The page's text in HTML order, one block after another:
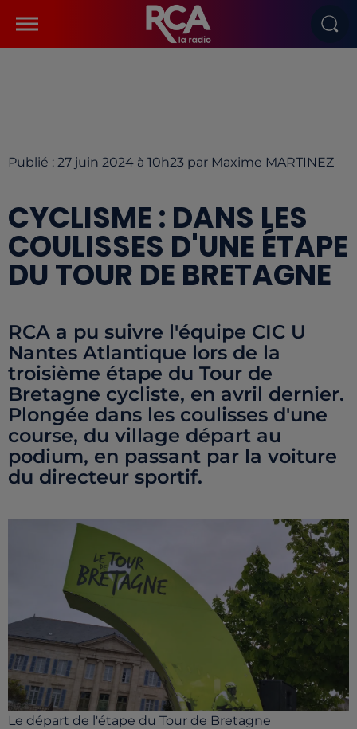
Publié : 27 juin 2024 à 10h23 par Maxime MARTINEZ
CYCLISME : DANS LES
COULISSES D'UNE ÉTAPE
DU TOUR DE BRETAGNE
RCA a pu suivre l'équipe CIC U
Nantes Atlantique lors de la
troisième étape du Tour de
Bretagne cycliste, en avril dernier.
Plongée dans les coulisses d'une
course, du village départ au
podium, en passant par la voiture
du directeur sportif.
Le départ de l'étape du Tour de Bretagne